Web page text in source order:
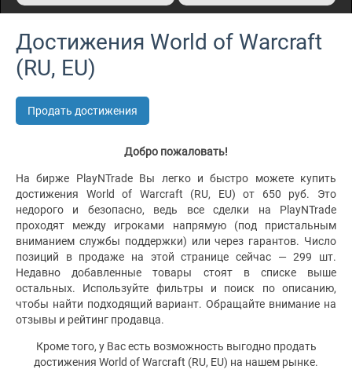
Достижения World of Warcraft
(RU, EU)
Продать достижения
Добро пожаловать!
На бирже PlayNTrade Вы легко и быстро можете купить
достижения World of Warcraft (RU, EU) от 650 руб. Это
недорого и безопасно, ведь все сделки на PlayNTrade
проходят между игроками напрямую (под пристальным
вниманием службы поддержки) или через гарантов. Число
позиций в продаже на этой странице сейчас — 299 шт.
Недавно добавленные товары стоят в списке выше
остальных. Используйте фильтры и поиск по описанию,
чтобы найти подходящий вариант. Обращайте внимание на
отзывы и рейтинг продавца.
Кроме того, у Вас есть возможность выгодно продать
достижения World of Warcraft (RU, EU) на нашем рынке.